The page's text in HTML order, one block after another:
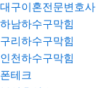
대구이혼전문변호사
하남하수구막힘
구리하수구막힘
인천하수구막힘
폰테크